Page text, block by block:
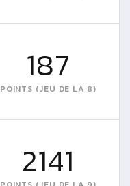
187
POINTS (JEU DE LA 8)
2141